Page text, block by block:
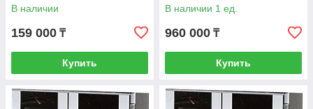
В наличии
159 000 ₸
Купить
В наличии 1 ед.
960 000 ₸
Купить